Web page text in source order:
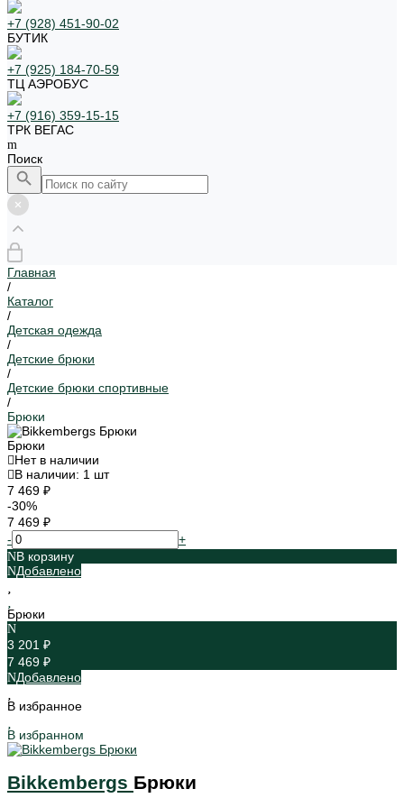
+7 (928) 451-90-02
БУТИК
+7 (925) 184-70-59
ТЦ АЭРОБУС
+7 (916) 359-15-15
ТРК ВЕГАС
Поиск
Главная
/
Каталог
/
Детская одежда
/
Детские брюки
/
Детские брюки спортивные
/
Брюки
Брюки
Нет в наличии
В наличии: 1 шт
7 469 ₽
-30%
7 469 ₽
-
+
В корзину
Добавлено
Брюки
3 201 ₽
7 469 ₽
Добавлено
В избранное
В избранном
Bikkembergs Брюки